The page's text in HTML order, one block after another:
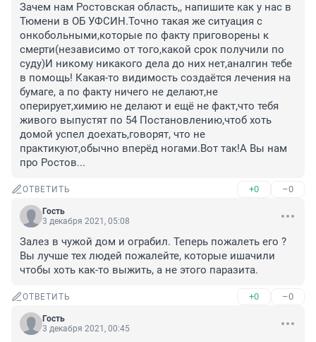
Зачем нам Ростовская область,, напишите как у нас в
Тюмени в ОБ УФСИН.Точно такая же ситуация с
онкобольными,которые по факту приговорены к
смерти(независимо от того,какой срок получили по
суду)И никому никакого дела до них нет,аналгин тебе
в помощь! Какая-то видимость создаётся лечения на
бумаге, а по факту ничего не делают,не
оперирует,химию не делают и ещё не факт,что тебя
живого выпустят по 54 Постановлению,чтоб хоть
домой успел доехать,говорят, что не
практикуют,обычно вперёд ногами.Вот так!А Вы нам
про Ростов...
ОТВЕТИТЬ +0 –0
Гость
3 декабря 2021, 05:08
Залез в чужой дом и ограбил. Теперь пожалеть его ?
Вы лучше тех людей пожалейте, которые ишачили
чтобы хоть как-то выжить, а не этого паразита.
ОТВЕТИТЬ +0 –0
Гость
3 декабря 2021, 00:45